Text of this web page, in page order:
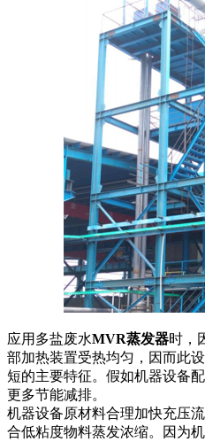
应用多盐废水MVR蒸发器时，
部加热装置受热均匀，因而此
短的主要特征。假如机器设备
更多节能减排。
机器设备原材料合理加快充压
合低粘度物料蒸发浓缩。因为